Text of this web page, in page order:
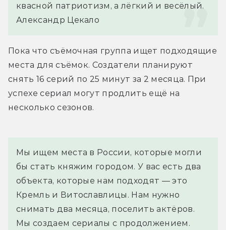
квасной патриотизм, а лёгкий и весёлый.
Александр Цекало
Пока что съёмочная группа ищет подходящие
места для съёмок. Создатели планируют
снять 16 серий по 25 минут за 2 месяца. При
успехе сериал могут продлить ещё на
несколько сезонов.
Мы ищем места в России, которые могли
бы стать княжим городом. У вас есть два
объекта, которые нам подходят — это
Кремль и Витославлицы. Нам нужно
снимать два месяца, поселить актёров.
Мы создаем сериалы с продолжением.